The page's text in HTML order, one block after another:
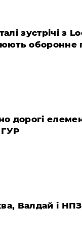
зустрічі з
оборонне
дорогі
ГУР
Валдай і НПЗ